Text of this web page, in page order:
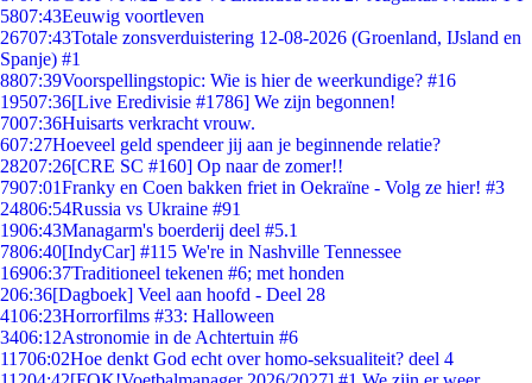
5807:43Eeuwig voortleven
26707:43Totale zonsverduistering 12-08-2026 (Groenland, IJsland en
Spanje) #1
8807:39Voorspellingstopic: Wie is hier de weerkundige? #16
19507:36[Live Eredivisie #1786] We zijn begonnen!
7007:36Huisarts verkracht vrouw.
607:27Hoeveel geld spendeer jij aan je beginnende relatie?
28207:26[CRE SC #160] Op naar de zomer!!
7907:01Franky en Coen bakken friet in Oekraïne - Volg ze hier! #3
24806:54Russia vs Ukraine #91
1906:43Managarm's boerderij deel #5.1
7806:40[IndyCar] #115 We're in Nashville Tennessee
16906:37Traditioneel tekenen #6; met honden
206:36[Dagboek] Veel aan hoofd - Deel 28
4106:23Horrorfilms #33: Halloween
3406:12Astronomie in de Achtertuin #6
11706:02Hoe denkt God echt over homo-seksualiteit? deel 4